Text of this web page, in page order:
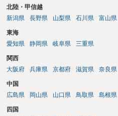
北陸・甲信越
新潟県
長野県 山梨県 石川県 富山県
東海
愛知県
静岡県 岐阜県 三重県
関西
大阪府
兵庫県 京都府 滋賀県 奈良県
中国
広島県
岡山県 山口県 鳥取県 島根県
四国